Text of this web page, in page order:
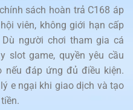
sách hoàn trả C168 áp
viên, không giới hạn cấp
người chơi tham gia cá
slot game, quyền yêu cầu
nếu đáp ứng đủ điều kiện.
e ngại khi giao dịch và tạo